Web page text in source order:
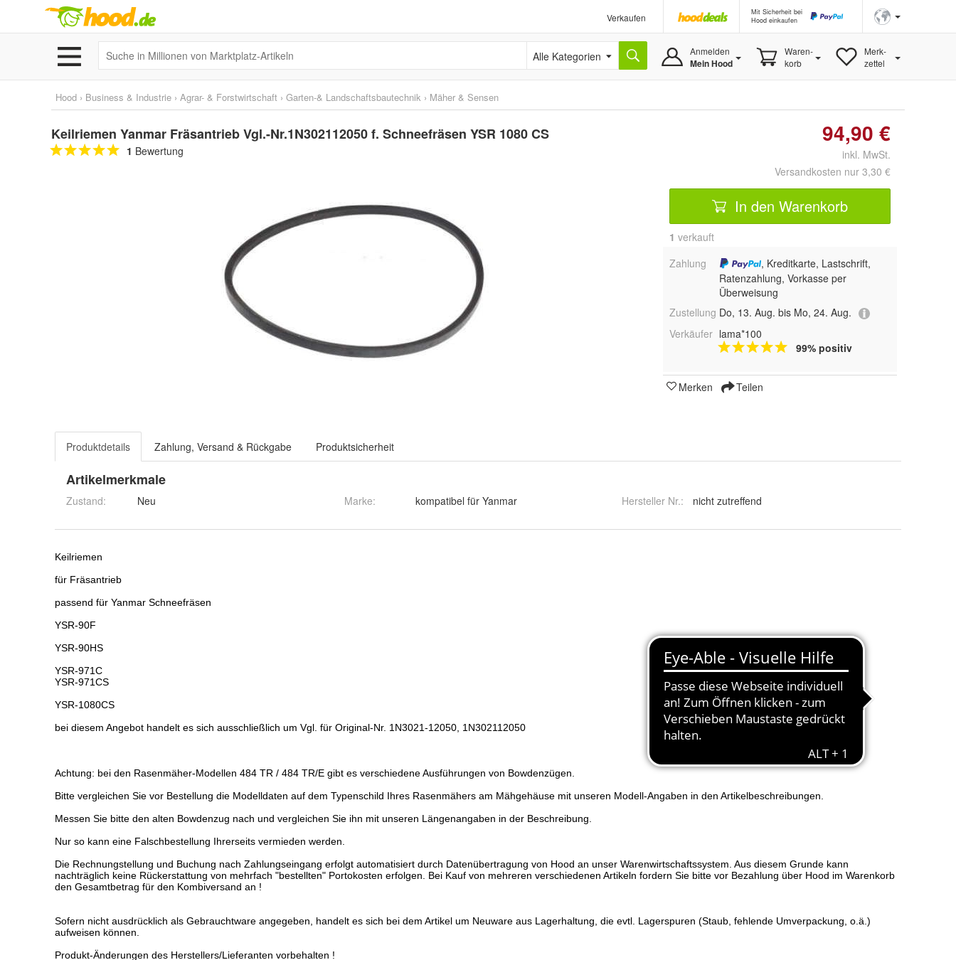
Verkaufen
Mit Sicherheit bei
Hood einkaufen
Alle Kategorien Anmelden
Mein Hood
Waren-
korb
Merk-
zettel
Hood › Business & Industrie › Agrar- & Forstwirtschaft › Garten-& Landschaftsbautechnik › Mäher & Sensen
Keilriemen Yanmar Fräsantrieb Vgl.-Nr.1N302112050 f. Schneefräsen YSR 1080 CS
1 Bewertung
94,90 €
inkl. MwSt.
Versandkosten nur 3,30 €
In den Warenkorb
1 verkauft
Zahlung
, Kreditkarte, Lastschrift,
Ratenzahlung, Vorkasse per
Überweisung
Zustellung Do, 13. Aug. bis Mo, 24. Aug.
Verkäufer lama*100
99% positiv
Merken Teilen
Produktdetails Zahlung, Versand & Rückgabe Produktsicherheit
Artikelmerkmale
Zustand: Neu Marke: kompatibel für Yanmar Hersteller Nr.: nicht zutreffend